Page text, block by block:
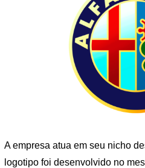
A empresa atua em seu nicho
logotipo foi desenvolvido no